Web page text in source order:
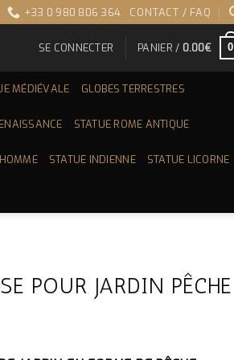
+33 0 980 806 364 CONTACT / FAQ
SE CONNECTER PANIER / 0.00€ 0
MÉDIÉVALE GLOBES TERRESTRES
STATUE ROME ANTIQUE
STATUE INDIENNE STATUE LICORNE
POUR JARDIN PÊCHE